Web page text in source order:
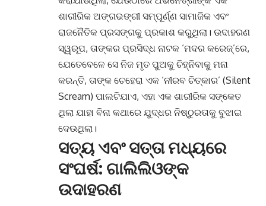
ଶାରୀରିକ ଅଙ୍ଗଭଙ୍ଗୀ ସମ୍ପୂର୍ଣ୍ଣ ସାମାଜିକ ଏବଂ
ରାଜନୈତିକ ପ୍ରସଙ୍ଗକୁ ପ୍ରକାଶ କରୁଥିଲା। ଉଦାହରଣ
ସ୍ୱରୂପ, ତାଙ୍କର ପ୍ରସିଦ୍ଧ ନାଟକ ‘ମଦର କରେଜ୍’ରେ,
ଯେତେବେଳେ ସେ ନିଜ ମୃତ ପୁଅକୁ ଚିହ୍ନିବାକୁ ମନା
କରନ୍ତି, ତାଙ୍କ ଚେହେରା ଏକ ‘ନୀରବ ଚିତ୍କାର’ (Silent
Scream) ପାଲଟିଯାଏ, ଏହା ଏକ ଶାରୀରିକ ସଙ୍କେତ
ଥିଲା ଯାହା ବିନା କଥାରେ ଯୁଦ୍ଧର ନିଷ୍ଠୁରତାକୁ ବୁଝାଇ
ଦେଉଥିଲା।
ସତ୍ୟ ଏବଂ ସତ୍ତା ମଧ୍ୟରେ
ସଂଘର୍ଷ: ଗାଲିଲିଓଙ୍କ
ଉଦାହରଣ